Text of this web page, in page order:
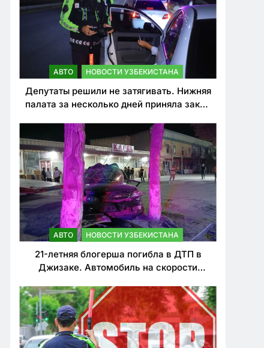
АВТО НОВОСТИ УЗБЕКИСТАНА
Депутаты решили не затягивать. Нижняя
палата за несколько дней приняла закон
нарушителей ПДД
АВТО НОВОСТИ УЗБЕКИСТАНА
21-летняя блогерша погибла в ДТП в
Джизаке. Автомобиль на скорости